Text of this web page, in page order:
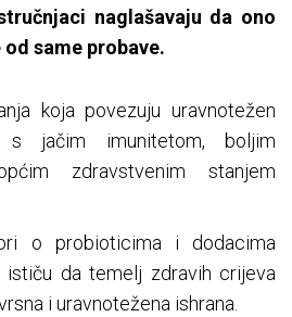
naglašavaju da ono
same probave.
koja povezuju uravnotežen
s jačim imunitetom, boljim
zdravstvenim stanjem
o probioticima i dodacima
ističu da temelj zdravih crijeva
i uravnotežena ishrana.